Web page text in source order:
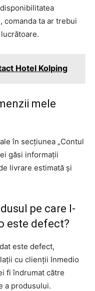
comanda ta ar trebui
Hotel Kolping
mele
în secțiunea „Contul
găsi informații
livrare estimată și
pe care l-
este defect?
este defect,
cu clienții Inmedio
fi îndrumat către
a produsului.